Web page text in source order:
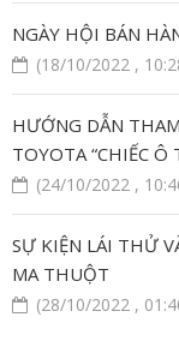
NGÀY HỘI BÁN
(18/10/2022 ,
HƯỚNG DẪN
TOYOTA “CHIẾC
(24/10/2022 ,
SỰ KIỆN LÁI THỬ
MA THUỘT
(28/10/2022 ,